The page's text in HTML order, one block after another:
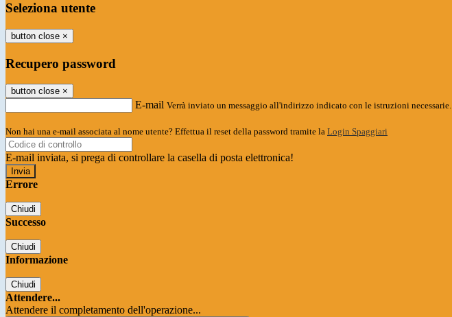
Seleziona utente
button close ×
Recupero password
button close ×
E-mail Verrà inviato un messaggio all'indirizzo indicato con le istruzioni necessarie.
Non hai una e-mail associata al nome utente? Effettua il reset della password tramite la Login Spaggiari
E-mail inviata, si prega di controllare la casella di posta elettronica!
Errore
Chiudi
Successo
Chiudi
Informazione
Chiudi
Attendere...
Attendere il completamento dell'operazione...